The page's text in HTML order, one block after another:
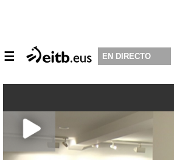
☰ EN DIRECTO